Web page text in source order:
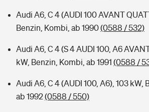
Audi A6, C 4 (AUDI 100 AVANT
Benzin, Kombi, ab 1990(0588 / 532)
Audi A6, C 4 (S 4 AUDI 100, A6
kW, Benzin, Kombi, ab 1991 (0588 /
Audi A6, C 4 (AUDI 100, A6), 103 kW,
ab 1992(0588 / 550)